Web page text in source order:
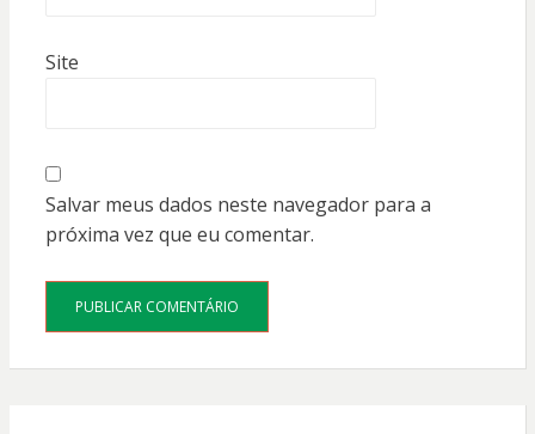
Site
Salvar meus dados neste navegador para a
próxima vez que eu comentar.